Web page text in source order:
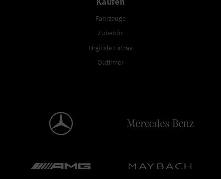
Fahrzeuge
Zubehör
Digitale Extras
Oldtimer